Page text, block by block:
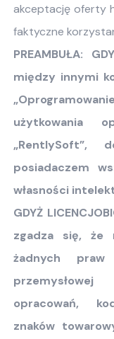
akceptację oferty
faktyczne
PREAMBUŁA:
między innymi
użytkowania
„RentlySoft”,
posiadaczem
własności
GDYŻ
zgadza się, że
żadnych praw
opracowań,
znaków